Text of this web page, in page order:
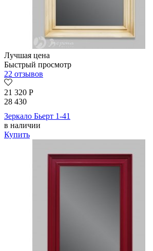
Лучшая цена
Быстрый просмотр
22 отзывов
21 320 Р
28 430
Зеркало Бьерт 1-41
в наличии
Купить